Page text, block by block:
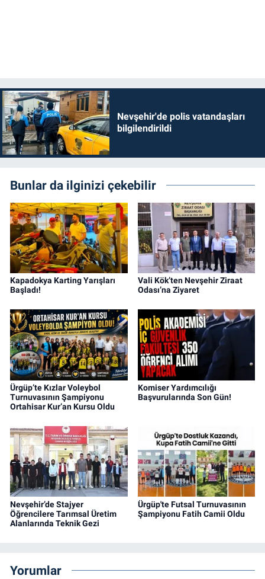
Nevşehir'de polis vatandaşları
bilgilendirildi
Bunlar da ilginizi çekebilir
Kapadokya Karting Yarışları
Başladı!
Vali Kök’ten Nevşehir Ziraat
Odası’na Ziyaret
Ürgüp’te Kızlar Voleybol
Turnuvasının Şampiyonu
Ortahisar Kur’an Kursu Oldu
Komiser Yardımcılığı
Başvurularında Son Gün!
Nevşehir’de Stajyer
Öğrencilere Tarımsal Üretim
Alanlarında Teknik Gezi
Ürgüp'te Futsal Turnuvasının
Şampiyonu Fatih Camii Oldu
Yorumlar